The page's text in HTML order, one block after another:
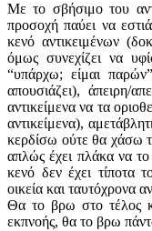
Με το σβήσιμο του
προσοχή παύει να
κενό αντικειμένων
όμως συνεχίζει να
“υπάρχω; είμαι
απουσιάζει), άπειρη/
αντικείμενα να τα
αντικείμενα),
κερδίσω ούτε θα χάσω
απλώς έχει πλάκα να
κενό δεν έχει τίποτα
οικεία και ταυτόχρονα
Θα το βρω στο τέλος
εκπνοής, θα το βρω